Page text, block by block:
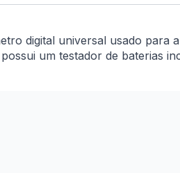
digital universal usado para
um testador de baterias